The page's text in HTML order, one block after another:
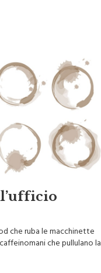
che ruba le macchinette
che pullulano la